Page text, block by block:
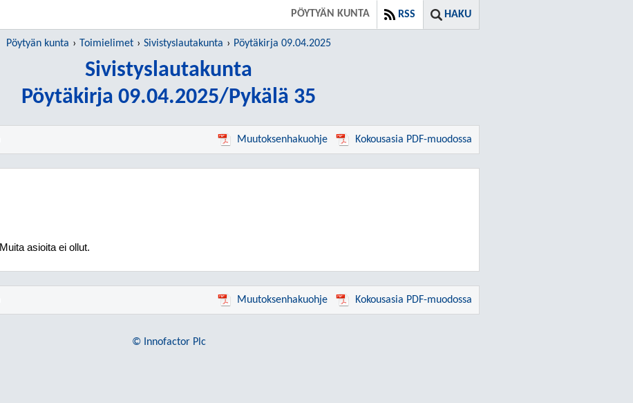
HAKU
RSS
PÖYTYÄN KUNTA
Pöytyän kunta Toimielimet Sivistyslautakunta Pöytäkirja 09.04.2025
Sivistyslautakunta
Pöytäkirja 09.04.2025/Pykälä 35
Muutoksenhakuohje Kokousasia PDF-muodossa
Muita asioita ei ollut.
Muutoksenhakuohje Kokousasia PDF-muodossa
© Innofactor Plc